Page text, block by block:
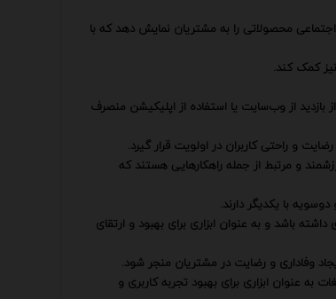
محصولاتی را به مشتریان نمایش دهد که با
کمک کند.
بازدید از وب‌سایت یا استفاده از اپلیکیشن منصرف
و راحتی کاربران در اولویت قرار گیرد.
و مرتبط از جمله راهکارهایی هستند که
با یکدیگر دارند.
باشد و به عنوان ابزاری برای بهبود و ارتقای
وفاداری و رضایت در مشتریان منجر شود.
به عنوان ابزاری برای بهبود تجربه کاربری و